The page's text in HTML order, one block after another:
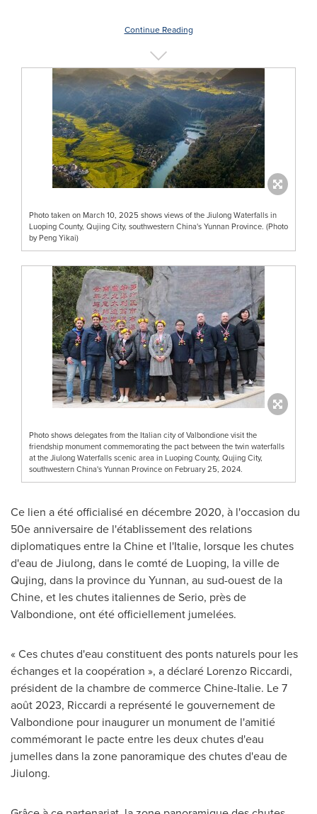
Continue Reading
Photo taken on March 10, 2025 shows views of the Jiulong Waterfalls in
Luoping County, Qujing City, southwestern China's Yunnan Province. (Photo
by Peng Yikai)
Photo shows delegates from the Italian city of Valbondione visit the
friendship monument commemorating the pact between the twin waterfalls
at the Jiulong Waterfalls scenic area in Luoping County, Qujing City,
southwestern China's Yunnan Province on February 25, 2024.
Ce lien a été officialisé en décembre 2020, à l'occasion du
50e anniversaire de l'établissement des relations
diplomatiques entre la Chine et l'Italie, lorsque les chutes
d'eau de Jiulong, dans le comté de Luoping, la ville de
Qujing, dans la province du Yunnan, au sud-ouest de la
Chine, et les chutes italiennes de Serio, près de
Valbondione, ont été officiellement jumelées.
« Ces chutes d'eau constituent des ponts naturels pour les
échanges et la coopération », a déclaré Lorenzo Riccardi,
président de la chambre de commerce Chine-Italie. Le 7
août 2023, Riccardi a représenté le gouvernement de
Valbondione pour inaugurer un monument de l'amitié
commémorant le pacte entre les deux chutes d'eau
jumelles dans la zone panoramique des chutes d'eau de
Jiulong.